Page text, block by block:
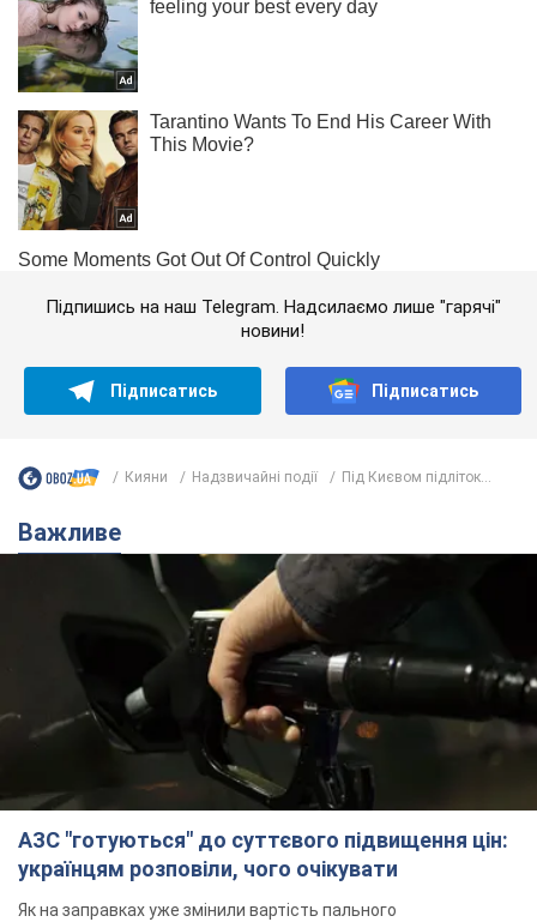
Підпишись на наш Telegram. Надсилаємо лише "гарячі"
новини!
Підписатись Підписатись
Кияни Надзвичайні події Під Києвом підліток...
Важливе
АЗС "готуються" до суттєвого підвищення цін:
українцям розповіли, чого очікувати
Як на заправках уже змінили вартість пального